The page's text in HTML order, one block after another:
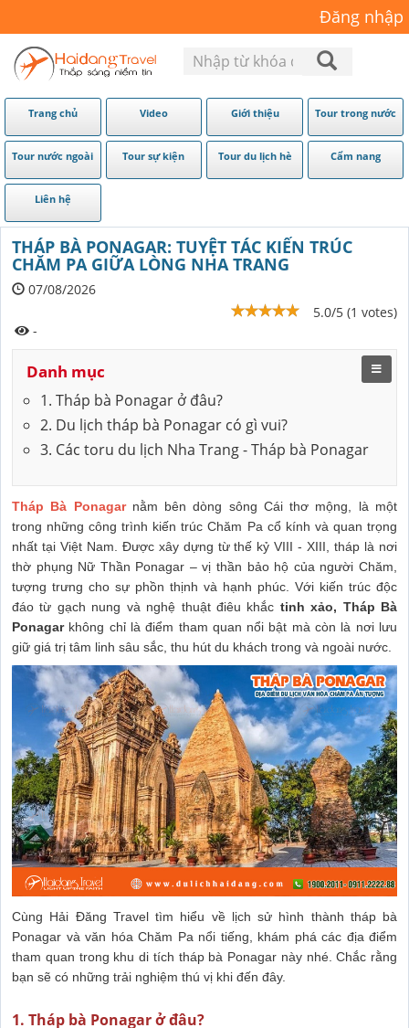
Đăng nhập
Trang chủ Video Giới thiệu Tour trong nước
Tour nước ngoài Tour sự kiện Tour du lịch hè Cẩm nang
Liên hệ
THÁP BÀ PONAGAR: TUYỆT TÁC KIẾN TRÚC
CHĂM PA GIỮA LÒNG NHA TRANG
07/08/2026
5.0/5 (1 votes)
-
Danh mục
1. Tháp bà Ponagar ở đâu?
2. Du lịch tháp bà Ponagar có gì vui?
3. Các toru du lịch Nha Trang - Tháp bà Ponagar
Tháp Bà Ponagar nằm bên dòng sông Cái thơ mộng, là một
trong những công trình kiến trúc Chăm Pa cổ kính và quan trọng
nhất tại Việt Nam. Được xây dựng từ thế kỷ VIII - XIII, tháp là nơi
thờ phụng Nữ Thần Ponagar – vị thần bảo hộ của người Chăm,
tượng trưng cho sự phồn thịnh và hạnh phúc. Với kiến trúc độc
đáo từ gạch nung và nghệ thuật điêu khắc tinh xảo, Tháp Bà
Ponagarkhông chỉ là điểm tham quan nổi bật mà còn là nơi lưu
giữ giá trị tâm linh sâu sắc, thu hút du khách trong và ngoài nước.
Cùng Hải Đăng Travel tìm hiểu về lịch sử hình thành tháp bà
Ponagar và văn hóa Chăm Pa nổi tiếng, khám phá các địa điểm
tham quan trong khu di tích tháp bà Ponagar này nhé. Chắc rằng
bạn sẽ có những trải nghiệm thú vị khi đến đây.
1. Tháp bà Ponagar ở đâu?